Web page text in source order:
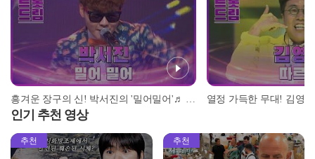
흥겨운 장구의 신! 박서진의 '밀어밀어'♬ l #트롯드림 l #트롯869
인기 추천 영상
추천 추천